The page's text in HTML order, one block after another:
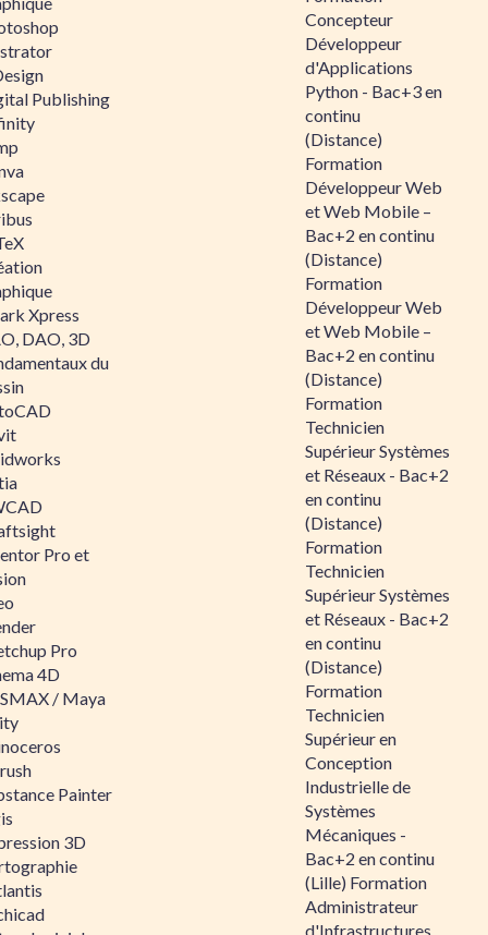
Publishing
Xpress
DAO, 3D
du
Pro et
Pro
4D
/ Maya
Painter
3D
Concepteur
Développeur
d'Applications
Python - Bac+3 en
continu
(Distance)
Formation
Développeur Web
et Web Mobile –
Bac+2 en continu
(Distance)
Formation
Développeur Web
et Web Mobile –
Bac+2 en continu
(Distance)
Formation
Technicien
Supérieur Systèmes
et Réseaux - Bac+2
en continu
(Distance)
Formation
Technicien
Supérieur Systèmes
et Réseaux - Bac+2
en continu
(Distance)
Formation
Technicien
Supérieur en
Conception
Industrielle de
Systèmes
Mécaniques -
Bac+2 en continu
(Lille) Formation
Administrateur
d'Infrastructures